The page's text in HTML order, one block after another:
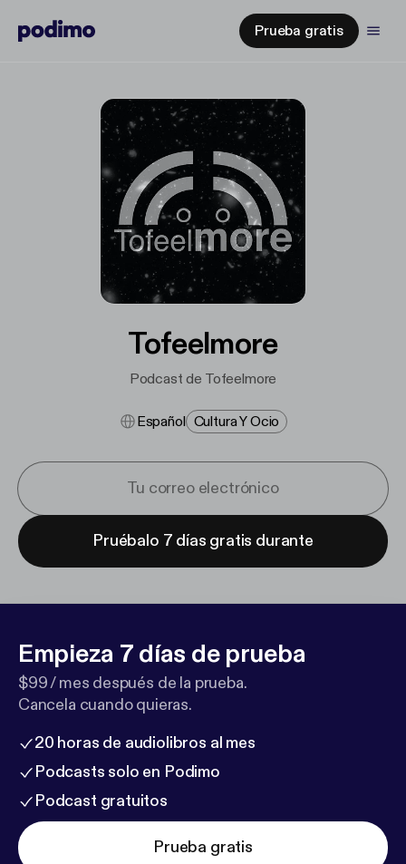
Prueba gratis
Tofeelmore
Podcast de Tofeelmore
Español Cultura Y Ocio
Pruébalo 7 días gratis durante
Empieza 7 días de prueba
$99 / mes después de la prueba.
Cancela cuando quieras.
20 horas de audiolibros al mes
Podcasts solo en Podimo
Podcast gratuitos
Prueba gratis